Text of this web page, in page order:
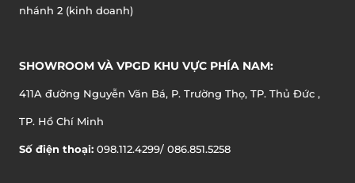
nhánh 2 (kinh doanh)
SHOWROOM VÀ VPGD KHU VỰC PHÍA NAM:
411A đường Nguyễn Văn Bá, P. Trường Thọ, TP. Thủ Đức ,
TP. Hồ Chí Minh
Số điện thoại: 098.112.4299/ 086.851.5258